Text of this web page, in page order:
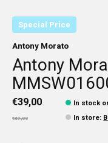
Special Price
Antony Morato
Antony
€39,00
€69,00
In stock
In store: